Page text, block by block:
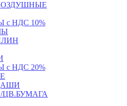
НДС 10%
НДС 20%